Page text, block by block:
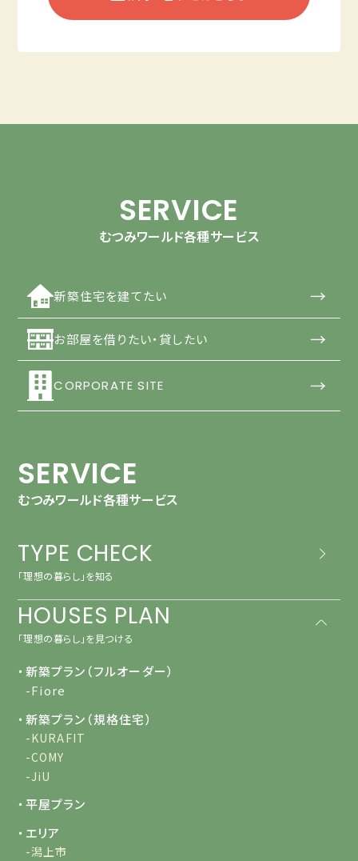
SERVICE
むつみワールド各種サービス
新築住宅を建てたい →
お部屋を借りたい・貸したい →
CORPORATE SITE →
SERVICE
むつみワールド各種サービス
TYPE CHECK
「理想の暮らし」を知る
HOUSES PLAN
「理想の暮らし」を見つける
・新築プラン（フルオーダー）
-Fiore
・新築プラン（規格住宅）
-KURAFIT
-COMY
-JiU
・平屋プラン
・エリア
-潟上市